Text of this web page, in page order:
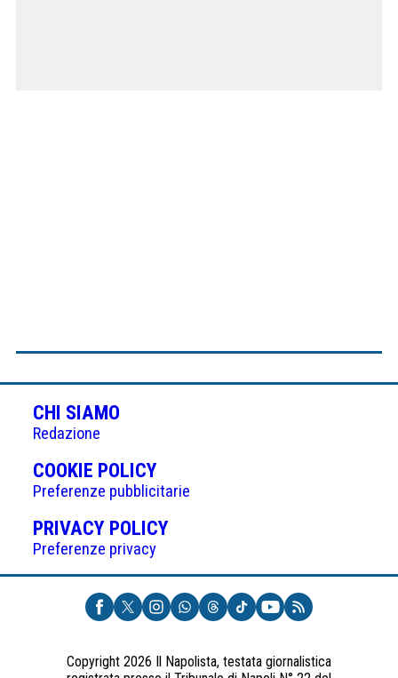
CHI SIAMO
Redazione
COOKIE POLICY(APRE
IN
UNA
NUOVA
Preferenze pubblicitarie
PRIVACY POLICY(APRE
UNA
NUOVA
SCHEDA)
Preferenze privacy
Copyright 2026 Il Napolista, testata giornalistica